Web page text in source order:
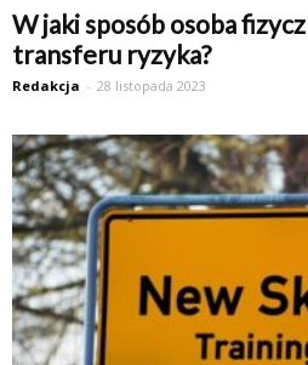
W jaki sposób osoba
transferu ryzyka?
Redakcja - 28 listopada 2023